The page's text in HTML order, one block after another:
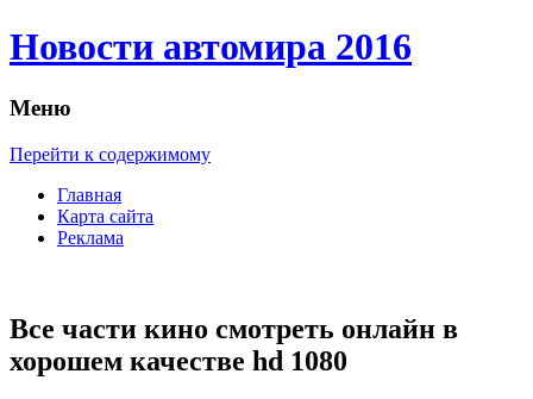
Новости автомира 2016
Меню
Перейти к содержимому
Главная
Карта сайта
Реклама
Все части кино смотреть онлайн в
хорошем качестве hd 1080